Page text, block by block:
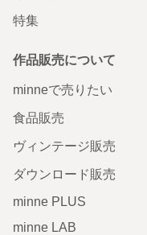
特集
作品販売について
minneで売りたい
食品販売
ヴィンテージ販売
ダウンロード販売
minne PLUS
minne LAB